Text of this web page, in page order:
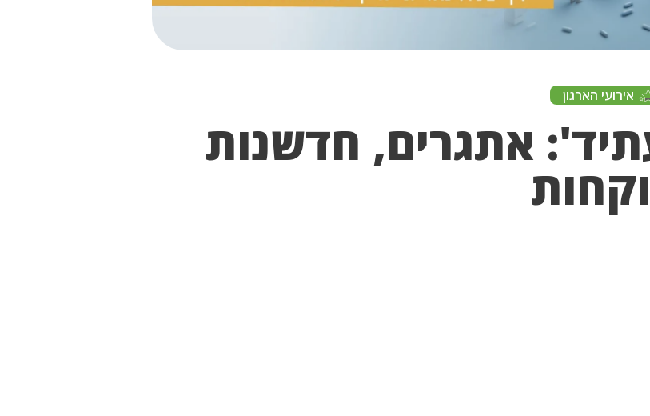
אירועי הארגון
אתגרים, חדשנות